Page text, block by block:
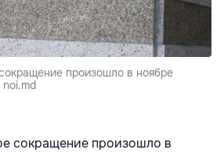
произошло в ноябре
сокращение произошло в